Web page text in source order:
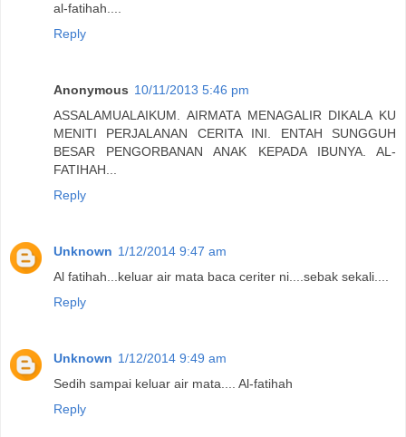
al-fatihah....
Reply
Anonymous 10/11/2013 5:46 pm
ASSALAMUALAIKUM. AIRMATA MENAGALIR DIKALA KU
MENITI PERJALANAN CERITA INI. ENTAH SUNGGUH
BESAR PENGORBANAN ANAK KEPADA IBUNYA. AL-
FATIHAH...
Reply
Unknown 1/12/2014 9:47 am
Al fatihah...keluar air mata baca ceriter ni....sebak sekali....
Reply
Unknown 1/12/2014 9:49 am
Sedih sampai keluar air mata.... Al-fatihah
Reply